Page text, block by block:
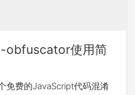
obfuscator使用简
免费的JavaScript代码混淆